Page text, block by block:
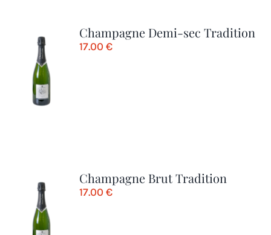
Champagne Demi-sec Tradition
17.00 €
Champagne Brut Tradition
17.00 €